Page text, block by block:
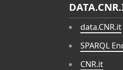
data.CNR.it
SPARQL
CNR.it